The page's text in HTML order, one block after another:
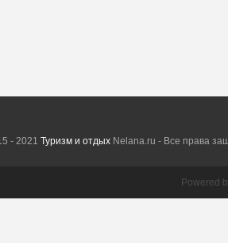
- 2021 Туризм и отдыхNelana.ru - Все права
Powered